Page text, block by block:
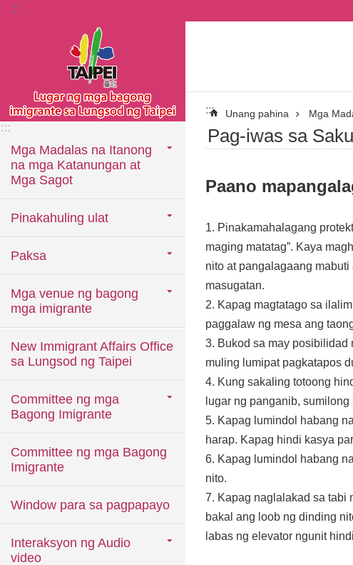
Lumaktaw sa pangunahing bloke ng nilalaman
:::
:::
Mga Madalas na Itanong
na mga Katanungan at
Mga Sagot
Pinakahuling ulat
Paksa
Mga venue ng bagong
mga imigrante
New Immigrant Affairs Office
sa Lungsod ng Taipei
Committee ng mga
Bagong Imigrante
Committee ng mga Bagong
Imigrante
Window para sa pagpapayo
Interaksyon ng Audio
video
::: Unang pahina Mga
Pag-iwas sa
Paano
1. Pinakamahalagang
maging matatag”. Kaya
nito at pangalagaang
masugatan.
2. Kapag magtatago sa
paggalaw ng mesa ang
3. Bukod sa may posibilidad
muling lumipat pagkatapos
4. Kung sakaling totoong
lugar ng panganib,
5. Kapag lumindol habang
harap. Kapag hindi kasya
6. Kapag lumindol habang
nito.
7. Kapag naglalakad sa tabi
bakal ang loob ng dinding
labas ng elevator ngunit